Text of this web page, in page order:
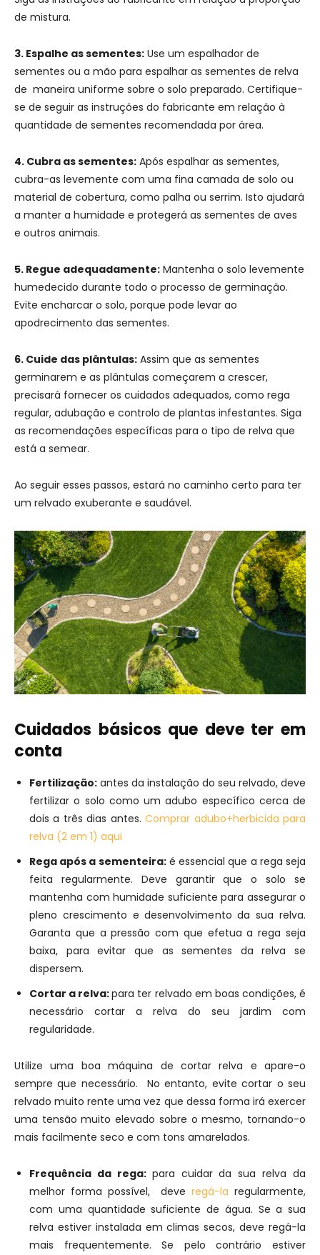
de mistura.
3. Espalhe as sementes: Use um espalhador de
sementes ou a mão para espalhar as sementes de relva
de maneira uniforme sobre o solo preparado. Certifique-
se de seguir as instruções do fabricante em relação à
quantidade de sementes recomendada por área.
4. Cubra as sementes: Após espalhar as sementes,
cubra-as levemente com uma fina camada de solo ou
material de cobertura, como palha ou serrim. Isto ajudará
a manter a humidade e protegerá as sementes de aves
e outros animais.
5. Regue adequadamente: Mantenha o solo levemente
humedecido durante todo o processo de germinação.
Evite encharcar o solo, porque pode levar ao
apodrecimento das sementes.
6. Cuide das plântulas: Assim que as sementes
germinarem e as plântulas começarem a crescer,
precisará fornecer os cuidados adequados, como rega
regular, adubação e controlo de plantas infestantes. Siga
as recomendações específicas para o tipo de relva que
está a semear.
Ao seguir esses passos, estará no caminho certo para ter
um relvado exuberante e saudável.
Cuidados básicos que deve ter em
conta
Fertilização: antes da instalação do seu relvado, deve
fertilizar o solo como um adubo específico cerca de
dois a três dias antes.Comprar adubo+herbicida para
relva (2 em 1) aqui
Rega após a sementeira:é essencial que a rega seja
feita regularmente. Deve garantir que o solo se
mantenha com humidade suficiente para assegurar o
pleno crescimento e desenvolvimento da sua relva.
Garanta que a pressão com que efetua a rega seja
baixa, para evitar que as sementes da relva se
dispersem.
Cortar a relva:para ter relvado em boas condições, é
necessário cortar a relva do seu jardim com
regularidade.
Utilize uma boa máquina de cortar relva e apare-o
sempre que necessário. No entanto, evite cortar o seu
relvado muito rente uma vez que dessa forma irá exercer
uma tensão muito elevado sobre o mesmo, tornando-o
mais facilmente seco e com tons amarelados.
Frequência da rega: para cuidar da sua relva da
melhor forma possível, deveregá-la regularmente,
com uma quantidade suficiente de água. Se a sua
relva estiver instalada em climas secos, deve regá-la
mais frequentemente. Se pelo contrário estiver